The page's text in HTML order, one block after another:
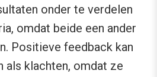
onder te verdelen
omdat beide een ander
Positieve feedback kan
als klachten, omdat ze